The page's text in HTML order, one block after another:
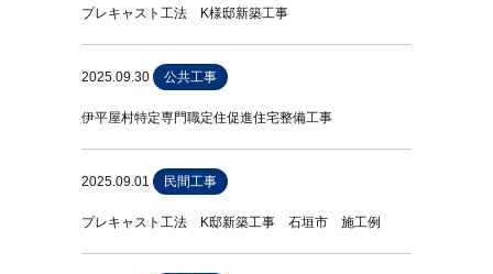
プレキャスト工法 K様邸新築工事
2025.09.30 公共工事
伊平屋村特定専門職定住促進住宅整備工事
2025.09.01 民間工事
プレキャスト工法 K邸新築工事 石垣市 施工例